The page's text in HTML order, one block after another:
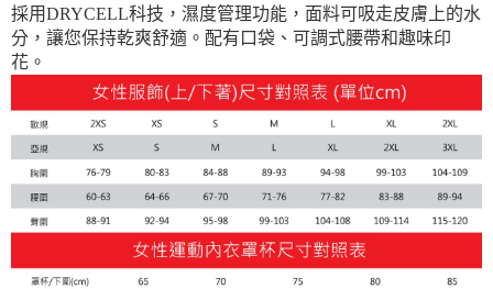
採用DRYCELL科技，濕度管理功能，面料可吸走皮膚上的水
分，讓您保持乾爽舒適。配有口袋、可調式腰帶和趣味印
花。